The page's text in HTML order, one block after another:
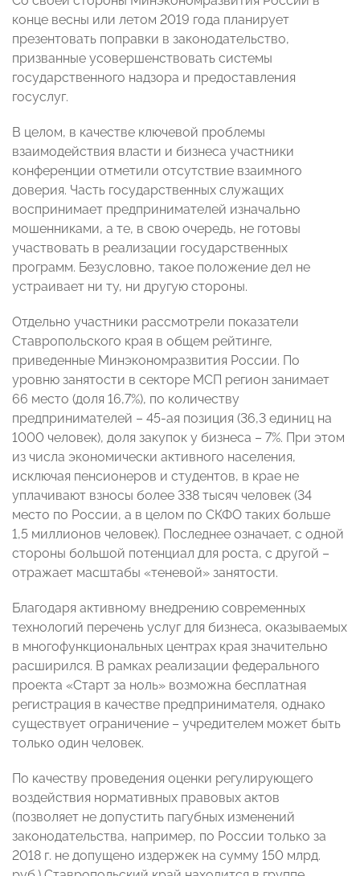
конце весны или летом 2019 года планирует
презентовать поправки в законодательство,
призванные усовершенствовать системы
государственного надзора и предоставления
госуслуг.
В целом, в качестве ключевой проблемы
взаимодействия власти и бизнеса участники
конференции отметили отсутствие взаимного
доверия. Часть государственных служащих
воспринимает предпринимателей изначально
мошенниками, а те, в свою очередь, не готовы
участвовать в реализации государственных
программ. Безусловно, такое положение дел не
устраивает ни ту, ни другую стороны.
Отдельно участники рассмотрели показатели
Ставропольского края в общем рейтинге,
приведенные Минэкономразвития России. По
уровню занятости в секторе МСП регион занимает
66 место (доля 16,7%), по количеству
предпринимателей – 45-ая позиция (36,3 единиц на
1000 человек), доля закупок у бизнеса – 7%. При этом
из числа экономически активного населения,
исключая пенсионеров и студентов, в крае не
уплачивают взносы более 338 тысяч человек (34
место по России, а в целом по СКФО таких больше
1,5 миллионов человек). Последнее означает, с одной
стороны большой потенциал для роста, с другой –
отражает масштабы «теневой» занятости.
Благодаря активному внедрению современных
технологий перечень услуг для бизнеса, оказываемых
в многофункциональных центрах края значительно
расширился. В рамках реализации федерального
проекта «Старт за ноль» возможна бесплатная
регистрация в качестве предпринимателя, однако
существует ограничение – учредителем может быть
только один человек.
По качеству проведения оценки регулирующего
воздействия нормативных правовых актов
(позволяет не допустить пагубных изменений
законодательства, например, по России только за
2018 г. не допущено издержек на сумму 150 млрд.